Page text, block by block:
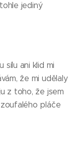
jediný
sílu ani klid mi
že mi udělaly
z toho, že jsem
pláče